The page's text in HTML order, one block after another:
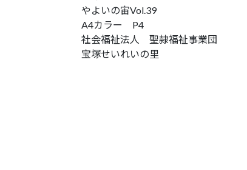
やよいの宙Vol.39
A4カラー P4
社会福祉法人 聖隷福祉事業団
宝塚せいれいの里